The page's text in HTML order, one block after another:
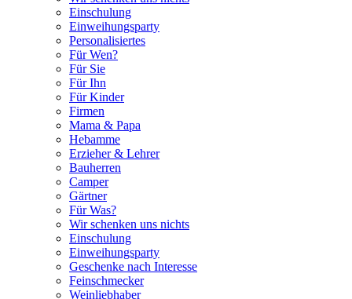
Einschulung
Einweihungsparty
Personalisiertes
Für Wen?
Für Sie
Für Ihn
Für Kinder
Firmen
Mama & Papa
Hebamme
Erzieher & Lehrer
Bauherren
Camper
Gärtner
Für Was?
Wir schenken uns nichts
Einschulung
Einweihungsparty
Geschenke nach Interesse
Feinschmecker
Weinliebhaber